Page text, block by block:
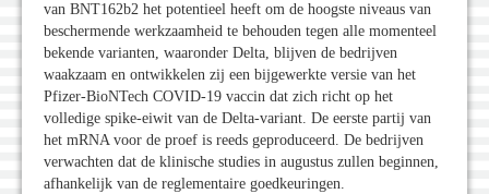
van BNT162b2 het potentieel heeft om de hoogste niveaus van
beschermende werkzaamheid te behouden tegen alle momenteel
bekende varianten, waaronder Delta, blijven de bedrijven
waakzaam en ontwikkelen zij een bijgewerkte versie van het
Pfizer-BioNTech COVID-19 vaccin dat zich richt op het
volledige spike-eiwit van de Delta-variant. De eerste partij van
het mRNA voor de proef is reeds geproduceerd. De bedrijven
verwachten dat de klinische studies in augustus zullen beginnen,
afhankelijk van de reglementaire goedkeuringen.